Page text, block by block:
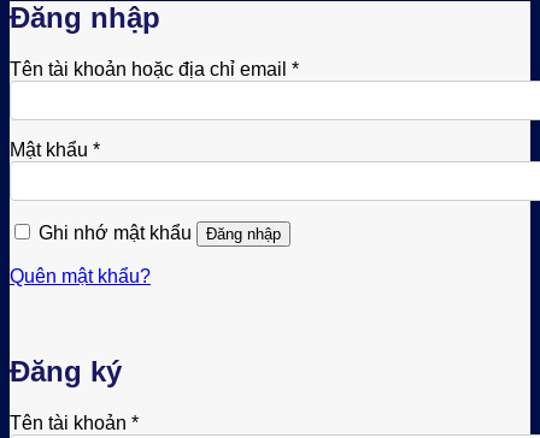
Đăng nhập
Tên tài khoản hoặc địa chỉ email *Bắt
Mật khẩu *Bắt
Ghi nhớ mật khẩu Đăng nhập
Quên mật khẩu?
Đăng ký
Tên tài khoản *Bắt